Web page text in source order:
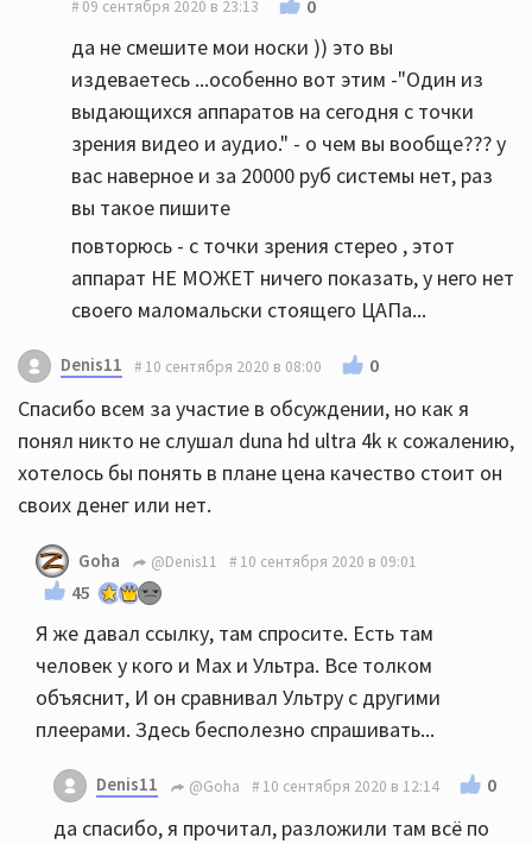
09 сентября 2020 в 23:13 0
да не смешите мои носки )) это вы
издеваетесь ...особенно вот этим -"Один из
выдающихся аппаратов на сегодня с точки
зрения видео и аудио." - о чем вы вообще??? у
вас наверное и за 20000 руб системы нет, раз
вы такое пишите
повторюсь - с точки зрения стерео , этот
аппарат НЕ МОЖЕТ ничего показать, у него нет
своего маломальски стоящего ЦАПа...
Denis11 10 сентября 2020 в 08:00 0
Спасибо всем за участие в обсуждении, но как я
понял никто не слушал duna hd ultra 4k к сожалению,
хотелось бы понять в плане цена качество стоит он
своих денег или нет.
Goha @Denis11 10 сентября 2020 в 09:01
45
Я же давал ссылку, там спросите. Есть там
человек у кого и Мах и Ультра. Все толком
объяснит, И он сравнивал Ультру с другими
плеерами. Здесь бесполезно спрашивать...
Denis11 @Goha 10 сентября 2020 в 12:14 0
да спасибо, я прочитал, разложили там всё по